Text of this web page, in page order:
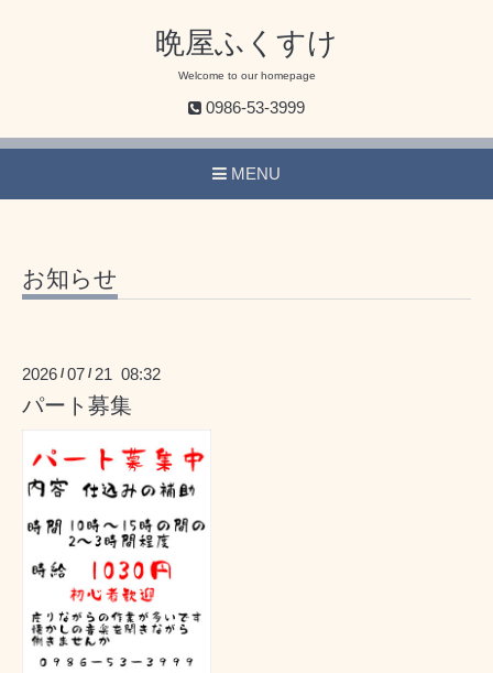
晩屋ふくすけ
Welcome to our homepage
0986-53-3999
MENU
お知らせ
2026 /07 / 21 08:32
パート募集